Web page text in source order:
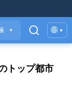
▼ 🌐 ▾
トップ都市